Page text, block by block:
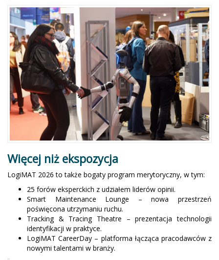
Więcej niż ekspozycja
LogiMAT 2026 to także bogaty program merytoryczny, w tym:
25 forów eksperckich z udziałem liderów opinii.
Smart Maintenance Lounge – nowa przestrzeń
poświęcona utrzymaniu ruchu.
Tracking & Tracing Theatre – prezentacja technologii
identyfikacji w praktyce.
LogiMAT CareerDay – platforma łącząca pracodawców z
nowymi talentami w branży.